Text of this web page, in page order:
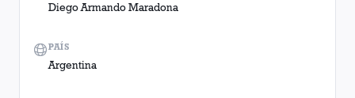
Diego Armando Maradona
PAÍS
Argentina